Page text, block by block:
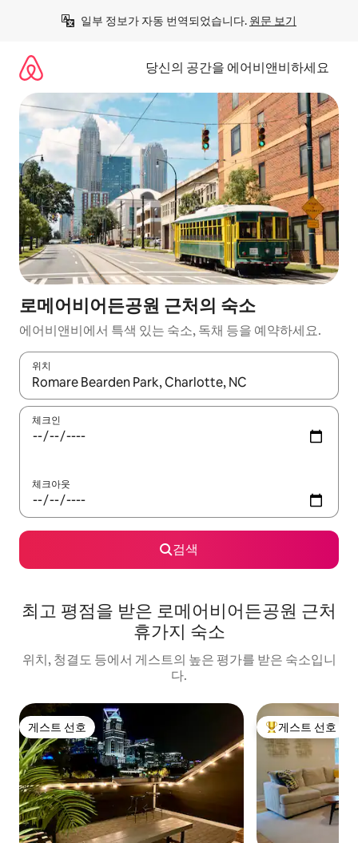
일부 정보가 자동 번역되었습니다. 원문 보기
당신의 공간을 에어비앤비하세요
로메어비어든공원 근처의 숙소
에어비앤비에서 특색 있는 숙소, 독채 등을 예약하세요.
위치
결과가 나오면 위·아래 화살표 키를 사용하거나 터치 또는 스와이
체크인
체크아웃
검색
최고 평점을 받은 로메어비어든공원 근처
휴가지 숙소
위치, 청결도 등에서 게스트의 높은 평가를 받은 숙소입니
다.
게스트 선호
게스트 선호 상위 게스트 선호
게스트 선호